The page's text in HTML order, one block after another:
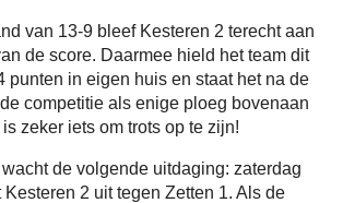
van 13-9 bleef Kesteren 2 terecht aan
de score. Daarmee hield het team dit
punten in eigen huis en staat het na de
competitie als enige ploeg bovenaan
zeker iets om trots op te zijn!
de volgende uitdaging: zaterdag
2 uit tegen Zetten 1. Als de